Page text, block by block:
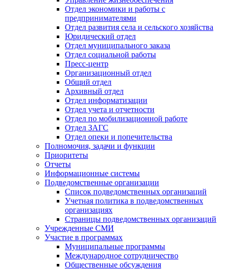
Отдел экономики и работы с
предпринимателями
Отдел развития села и сельского хозяйства
Юридический отдел
Отдел муниципального заказа
Отдел социальной работы
Пресс-центр
Организационный отдел
Общий отдел
Архивный отдел
Отдел информатизации
Отдел учета и отчетности
Отдел по мобилизационной работе
Отдел ЗАГС
Отдел опеки и попечительства
Полномочия, задачи и функции
Приоритеты
Отчеты
Информационные системы
Подведомственные организации
Список подведомственных организаций
Учетная политика в подведомственных
организациях
Страницы подведомственных организаций
Учрежденные СМИ
Участие в программах
Муниципальные программы
Международное сотрудничество
Общественные обсуждения